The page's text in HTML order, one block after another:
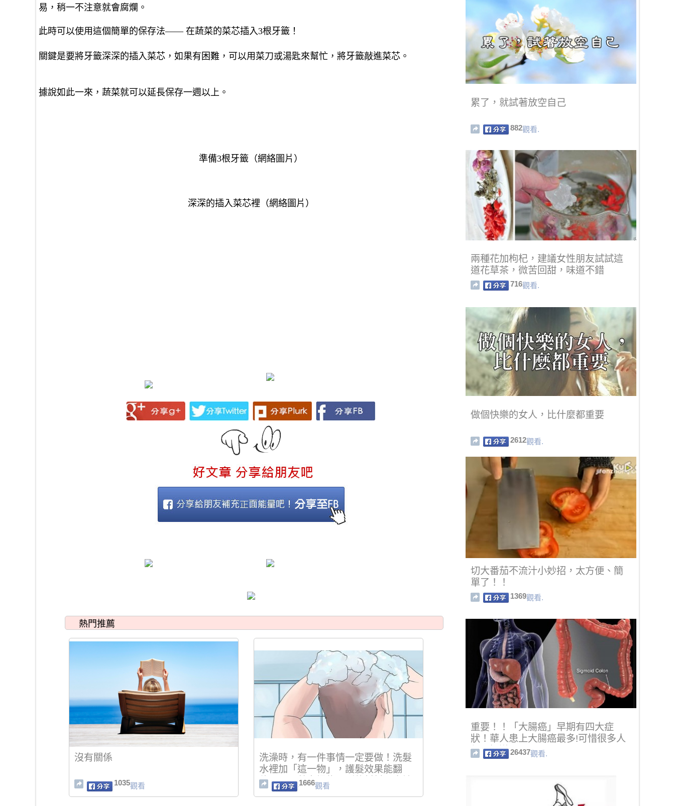
易，稍一不注意就會腐爛。
此時可以使用這個簡單的保存法—— 在蔬菜的菜芯插入3根牙籤！
關鍵是要將牙籤深深的插入菜芯，如果有困難，可以用菜刀或湯匙來幫忙，將牙籤敲進菜芯。
據說如此一來，蔬菜就可以延長保存一週以上。
準備3根牙籤（網絡圖片）
深深的插入菜芯裡（網絡圖片）
熱門推薦
沒有關係
1035觀看
洗澡時，有一件事情一定要做！洗髮
水裡加「這一物」，護髮效果能翻
倍！全是菜市場能買到的材料！太神
奇！
1666觀看
累了，就試著放空自己
882觀看.
兩種花加枸杞，建議女性朋友試試這
道花草茶，微苦回甜，味道不錯
716觀看.
做個快樂的女人，比什麼都重要
2612觀看.
切大番茄不流汁小妙招，太方便、簡
單了！！
1369觀看.
重要！！「大腸癌」早期有四大症
狀！華人患上大腸癌最多!可惜很多人
都不知道！! !
26437觀看.